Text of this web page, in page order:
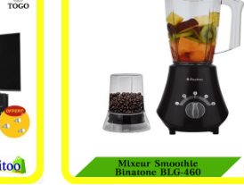
25.000 CFA.22.000